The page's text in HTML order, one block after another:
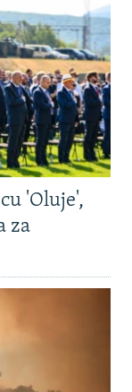
'Oluje',
za